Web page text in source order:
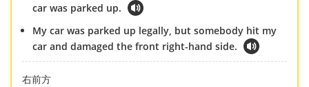
car was parked up.
My car was parked up legally, but somebody hit my
car and damaged the front right-hand side.
右前方